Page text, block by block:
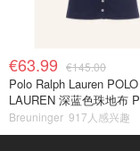
€63.99 €145.00
Polo Ralph Lauren
LAUREN 深蓝色珠地布
Breuninger 917人感兴趣